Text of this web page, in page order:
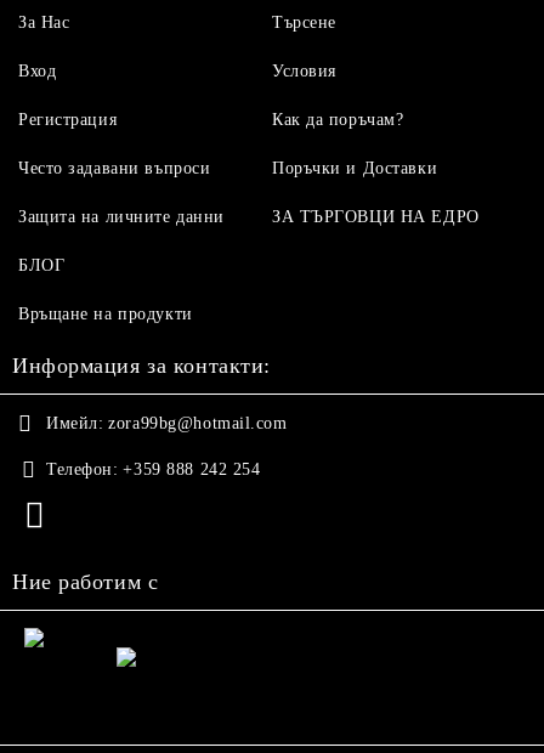
За Нас
Вход
Регистрация
Търсене
Условия
Как да поръчам?
Често задавани въпроси
Защита на личните данни
БЛОГ
Връщане на продукти
Поръчки и Доставки
ЗА ТЪРГОВЦИ НА ЕДРО
Информация за контакти:
Имейл: zora99bg@hotmail.com
Телефон: +359 888 242 254
Ние работим с